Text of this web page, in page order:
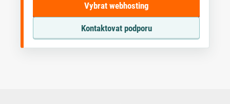
Vybrat webhosting
Kontaktovat podporu